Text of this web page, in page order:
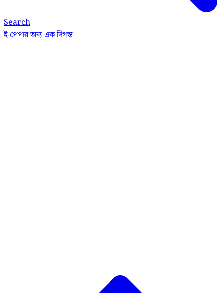
Search
ই-পেপারঅন্য এক দিগন্ত